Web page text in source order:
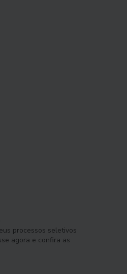
processos seletivos
agora e confira as